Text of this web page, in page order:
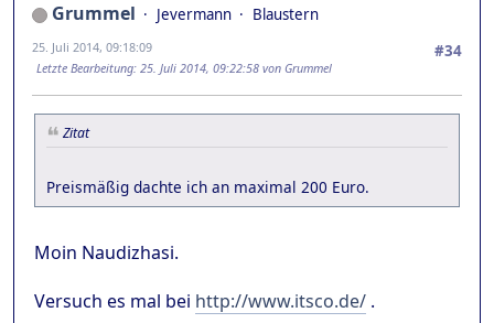
Grummel Jevermann
Blaustern
#34
25. Juli 2014, 09:18:09
Letzte Bearbeitung: 25. Juli 2014, 09:22:58 von Grummel
Zitat
Preismäßig dachte ich an maximal 200 Euro.
Moin Naudizhasi.
Versuch es mal bei http://www.itsco.de/ .